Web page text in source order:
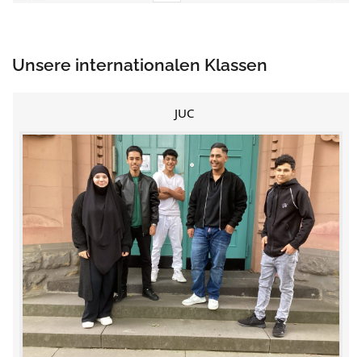
Unsere internationalen Klassen
JUC